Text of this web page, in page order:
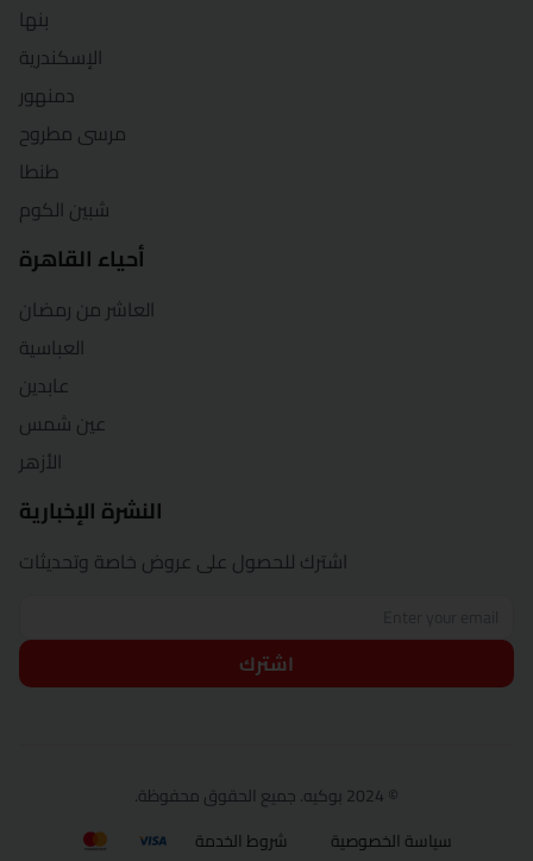
بنها
الإسكندرية
دمنهور
مرسى مطروح
طنطا
شبين الكوم
أحياء القاهرة
العاشر من رمضان
العباسية
عابدين
عين شمس
الأزهر
النشرة الإخبارية
اشترك للحصول على عروض خاصة وتحديثات
اشترك
© 2024 بوكيه. جميع الحقوق محفوظة.
سياسة الخصوصية
شروط الخدمة